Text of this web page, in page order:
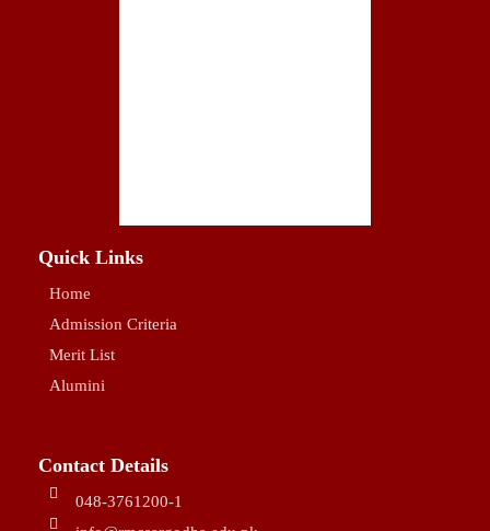
Quick Links
Home
Admission Criteria
Merit List
Alumini
Contact Details
048-3761200-1